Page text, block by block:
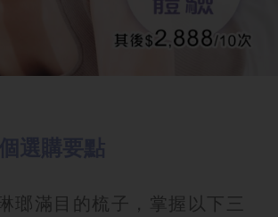
瑯滿目的梳子，掌握以下三